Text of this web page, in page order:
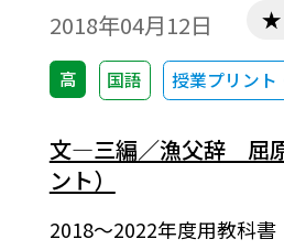
2018年04月12日
高 国語 授業プリント
文―三編／漁父辞 屈
ント）
2018～2022年度用教科